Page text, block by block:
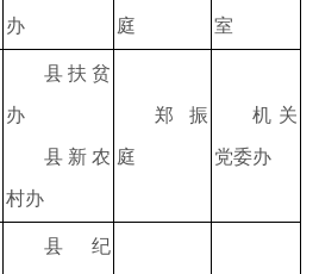
办
庭
室
县扶贫
办
县新农
村办
郑振
庭
机关
党委办
县纪